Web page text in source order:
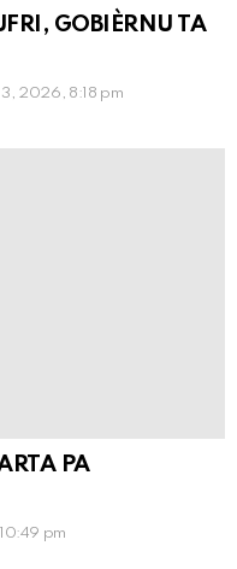
GOBIÈRNU TA
3, 2026, 8:18 pm
PA
pm